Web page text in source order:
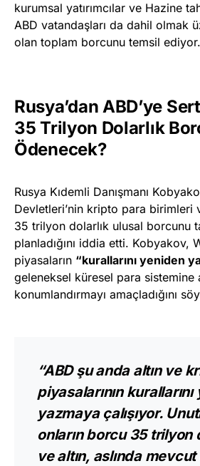
kurumsal yatırımcılar ve Hazine
ABD vatandaşları da dahil olmak
olan toplam borcunu temsil ediyor.
Rusya’dan ABD’ye
35 Trilyon Dolarlık
Ödenecek?
Rusya Kıdemli Danışmanı
Devletleri’nin kripto para birimleri
35 trilyon dolarlık ulusal borcunu
planladığını iddia etti. Kobyakov,
piyasaların “kurallarını yeniden
geleneksel küresel para
konumlandırmayı amaçladığını
“ABD şu anda altın ve
piyasalarının
yazmaya çalışıyor.
onların borcu 35 trilyon
ve altın, aslında